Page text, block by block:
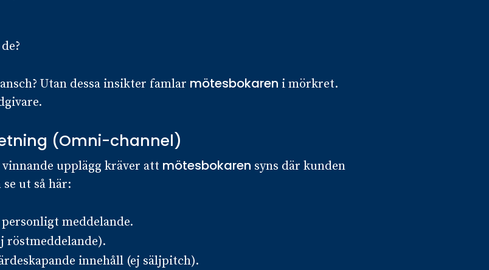
Utan dessa insikter famlar mötesbokaren i mörkret.
(Omni-channel)
upplägg kräver att mötesbokaren syns där kunden
ut så här:
meddelande.
röstmeddelande).
innehåll (ej säljpitch).